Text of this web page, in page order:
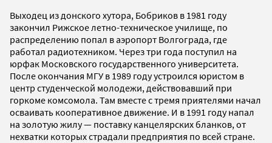
Выходец из донского хутора, Бобриков в 1981 году
закончил Рижское летно-техническое училище, по
распределению попал в аэропорт Волгограда, где
работал радиотехником. Через три года поступил на
юрфак Московского государственного университета.
После окончания МГУ в 1989 году устроился юристом в
центр студенческой молодежи, действовавший при
горкоме комсомола. Там вместе с тремя приятелями начал
осваивать кооперативное движение. И в 1991 году напал
на золотую жилу — поставку канцелярских бланков, от
нехватки которых страдали предприятия по всей стране.